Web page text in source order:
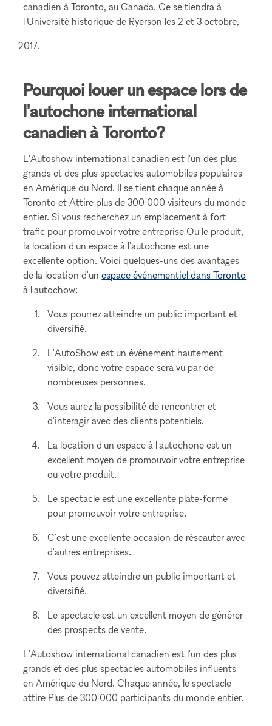
canadien à Toronto, au Canada. Ce se tiendra à
l'Université historique de Ryerson les 2 et 3 octobre,
Pourquoi louer un espace lors de
l'autochone international
canadien à Toronto?
L'Autoshow international canadien est l'un des plus
grands et des plus spectacles automobiles populaires
en Amérique du Nord. Il se tient chaque année à
Toronto et Attire plus de 300 000 visiteurs du monde
entier. Si vous recherchez un emplacement à fort
trafic pour promouvoir votre entreprise Ou le produit,
la location d'un espace à l'autochone est une
excellente option. Voici quelques-uns des avantages
de la location d'unespace événementiel dans Toronto
à l'autochow:
Vous pourrez atteindre un public important et
diversifié.
L'AutoShow est un événement hautement
visible, donc votre espace sera vu par de
nombreuses personnes.
Vous aurez la possibilité de rencontrer et
d'interagir avec des clients potentiels.
La location d'un espace à l'autochone est un
excellent moyen de promouvoir votre entreprise
ou votre produit.
Le spectacle est une excellente plate-forme
pour promouvoir votre entreprise.
C'est une excellente occasion de réseauter avec
d'autres entreprises.
Vous pouvez atteindre un public important et
diversifié.
Le spectacle est un excellent moyen de générer
des prospects de vente.
L'Autoshow international canadien est l'un des plus
grands et des plus spectacles automobiles influents
en Amérique du Nord. Chaque année, le spectacle
attire Plus de 300 000 participants du monde entier.